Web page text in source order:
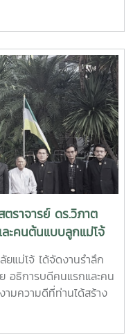
ทนผอ.กองพัฒนา
านักศึกษา และตัวแทน
กส. ปันน้ำใจให้น้อง"
นพิธีมอบทุนการศึกษา
ล่ป้อง รองผู้จัดการ
กษตร (ศิษย์เก่าแม่โจ้รุ่น
พี่แม่โจ้ ธ.ก.ส. ปันน้ำใจ
ารระดมเงินทุนการ
รเกษตรและสหกรณ์
แม่โจ้ ธ.ก.ส. ปันน้ำใจให้
เนื่องมาจนถึงปัจจุบัน
รั้งที่ 4 จำนวน 20 ทุน
200,000 บาท เป็นทุน
ารมอบทุนการศึกษากรณี
วน 5 ทุน ทุนละ 10,000
รวมเป็นเงินทั้งสิ้น
ราจารย์ ดร.วิภาต
ะคนต้นแบบลูกแม่โจ้
แม่โจ้ ได้จัดงานรำลึก
อธิการบดีคนแรกและคน
มความดีที่ท่านได้สร้าง
ชนะอุปสรรค และ